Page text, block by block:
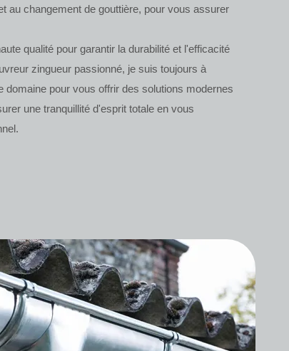
au changement de gouttière, pour vous assurer
qualité pour garantir la durabilité et l'efficacité
zingueur passionné, je suis toujours à
domaine pour vous offrir des solutions modernes
une tranquillité d'esprit totale en vous